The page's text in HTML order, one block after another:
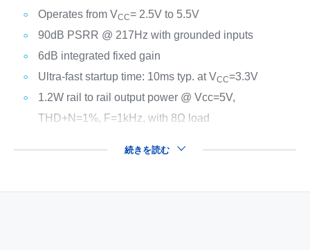
Operates from VCC= 2.5V to 5.5V
90dB PSRR @ 217Hz with grounded inputs
6dB integrated fixed gain
Ultra-fast startup time: 10ms typ. at VCC=3.3V
1.2W rail to rail output power @ Vcc=5V,
THD+N=1%, F=1kHz, with 8Ω load
続きを読む